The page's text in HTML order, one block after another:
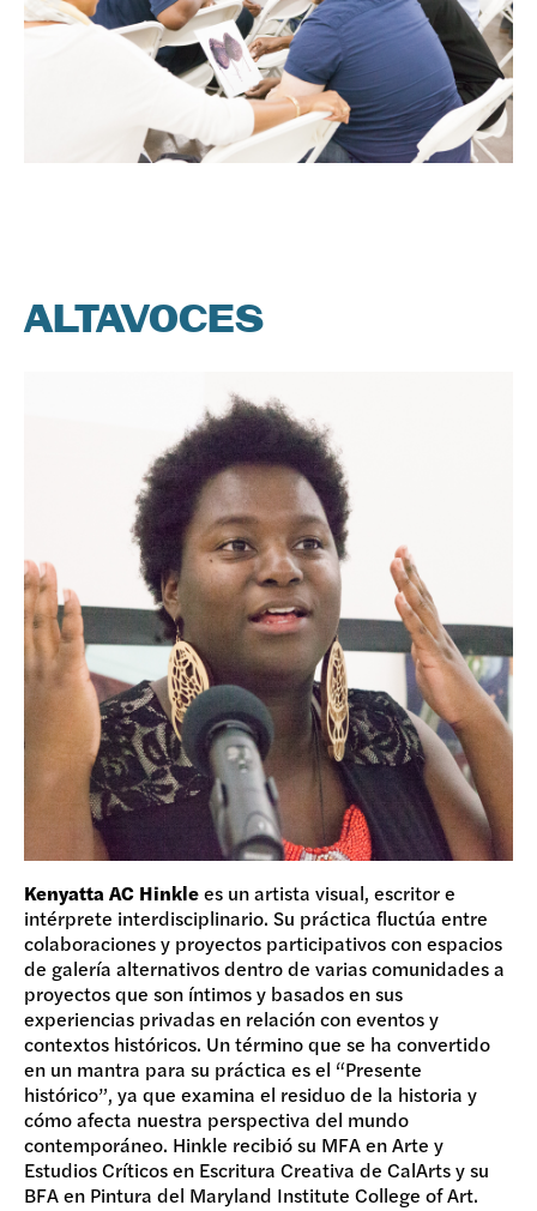
ALTAVOCES
Kenyatta AC Hinklees un artista visual, escritor e
intérprete interdisciplinario. Su práctica fluctúa entre
colaboraciones y proyectos participativos con espacios
de galería alternativos dentro de varias comunidades a
proyectos que son íntimos y basados en sus
experiencias privadas en relación con eventos y
contextos históricos. Un término que se ha convertido
en un mantra para su práctica es el “Presente
histórico”, ya que examina el residuo de la historia y
cómo afecta nuestra perspectiva del mundo
contemporáneo. Hinkle recibió su MFA en Arte y
Estudios Críticos en Escritura Creativa de CalArts y su
BFA en Pintura del Maryland Institute College of Art.